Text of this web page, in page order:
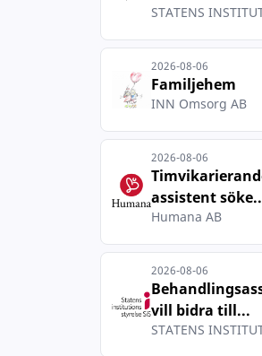
STATENS
2026-08-06
Familjehem
INN Omsorg AB
2026-08-06
assistent
Humana AB
2026-08-06
vill bidra till...
STATENS